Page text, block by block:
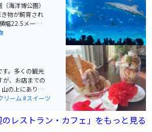
海洋博公園）
物が飼育され
幅22.5メート
なり分厚いア
の素晴らしさ
。「サンゴの
サンゴ、世界
功したナンヨ
」、そして謎
よるプログラム
。多くの観光
が、お店までの
の上にあり店
シャレで休憩
リーム#スイーツ
のレストラン・カフェ」をもっと見る